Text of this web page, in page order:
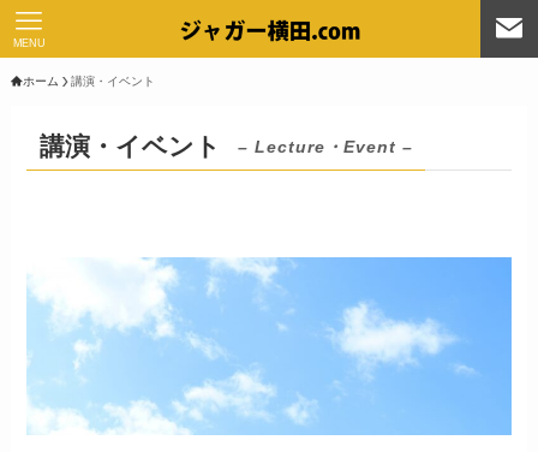
MENU
ホーム 講演・イベント
講演・イベント – Lecture・Event –